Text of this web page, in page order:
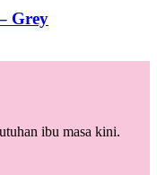
Grey
ibu masa kini.